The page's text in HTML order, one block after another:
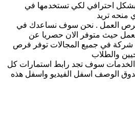
احترافي لكي تستخدمها في
تريد
العمل . نحن سوف نساعدك في
حيث متوفر الان حصريا عن
اكثر من 130 شركة في جميع المجالات توفر فرص
والطلاب
سوف تجد رابط استمارات كل
اسفل الفيديو واسفل هذه